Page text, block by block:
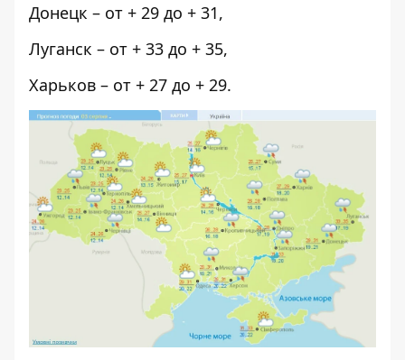
Донецк – от + 29 до + 31,
Луганск – от + 33 до + 35,
Харьков – от + 27 до + 29.